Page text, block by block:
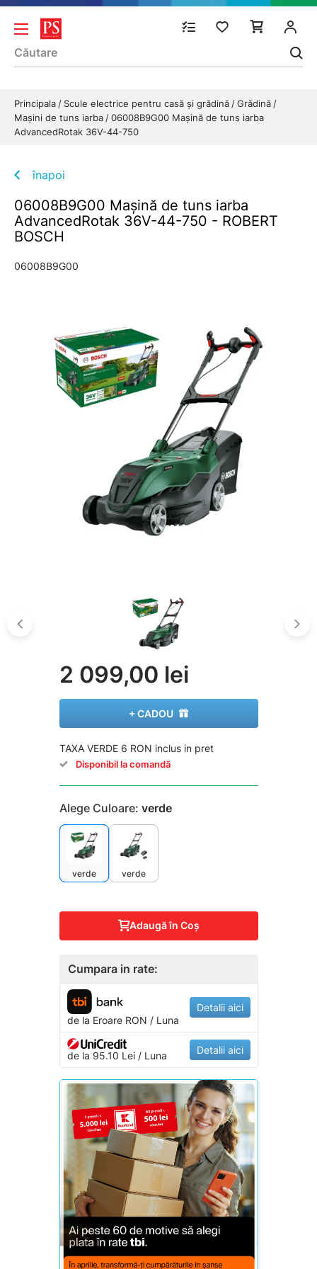
Principala Scule electrice pentru casă și grădină
Grădină
Maşini de tuns iarba
06008B9G00 Maşină de tuns iarba
AdvancedRotak 36V-44-750
înapoi
06008B9G00 Maşină de tuns iarba
AdvancedRotak 36V-44-750 - ROBERT
BOSCH
06008B9G00
2 099,00 lei
+ CADOU
TAXA VERDE 6 RON inclus in pret
Disponibil la comandă
Alege Culoare: verde
verde verde
Adaugă în Coş
Cumpara in rate:
de la EroareRON / Luna
Detalii aici
de la 95.10 Lei / Luna Detalii aici